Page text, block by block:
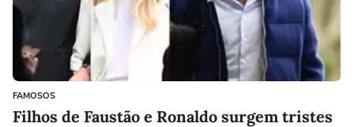
FAMOSOS
Filhos de Faustão e Ronaldo surgem tristes